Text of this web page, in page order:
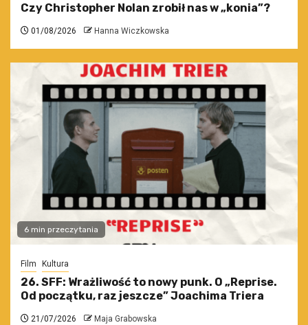
Czy Christopher Nolan zrobił nas w „konia”?
01/08/2026 Hanna Wiczkowska
6 min przeczytania
Film Kultura
26. SFF: Wrażliwość to nowy punk. O „Reprise.
Od początku, raz jeszcze” Joachima Triera
21/07/2026 Maja Grabowska